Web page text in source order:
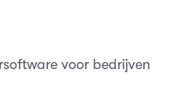
voor bedrijven